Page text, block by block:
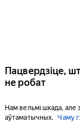
Пацвердзіце,
не робат
Нам вельмі шкада,
аўтаматычных.
Чаму